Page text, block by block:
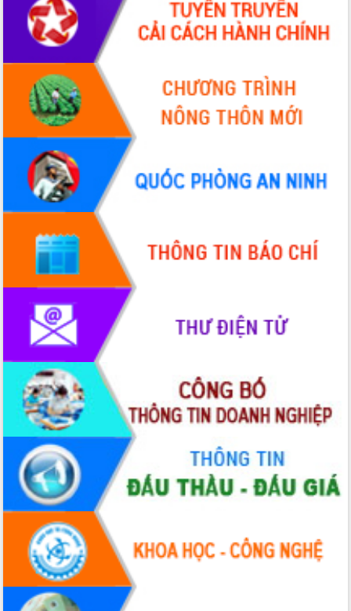
Xây dựng nông thôn mới: Nâng cao đời
sống người dân từ những mô hình thiết
thực
Quyết liệt tháo gỡ vướng mắc, đẩy
nhanh tiến độ các dự án trọng điểm
trong Khu kinh tế Nam Phú Yên
Hòn Yến phát triển du lịch gắn với bảo
tồn biển
Lấy ý kiến điều chỉnh Quy hoạch tỉnh
Đắk Lắk thời kỳ 2021-2030, tầm nhìn
đến năm 2050
Phát động chiến dịch 30 ngày đêm
giải phóng mặt bằng Tuyến đường bộ
Đắk Lắk nỗ lực thúc đẩy tăng trưởng
kinh tế từ 10% trở lên trong Quý
II/2026
Đắk Lắk ký kết thỏa thuận hợp tác về
chuyển đổi số giai đoạn 2026 – 2030
với Tập đoàn Bưu chính Viễn thông
Việt Nam
Thứ trưởng Bộ Y tế làm việc với tỉnh
Đắk Lắk về phát triển nhân lực y tế
cho trạm y tế cấp xã
Du lịch Đắk Lắk nâng tầm trải nghiệm
du khách thông qua Hệ thống cơ sở dữ
liệu và Bản đồ số
Tập huấn ứng dụng trí tuệ nhân tạo (AI)
trong thương mại điện tử năm 2026
Đoàn đại biểu Quốc hội tỉnh Đắk Lắk
trao đổi thông tin trước Kỳ họp thứ
nhất, Quốc hội khóa XVI
Quyết liệt cải cách hành chính, khơi
thông nguồn lực phát triển
Nâng cao hiệu lực, hiệu quả HĐND
tỉnh thông qua hiện đại hóa hành chính